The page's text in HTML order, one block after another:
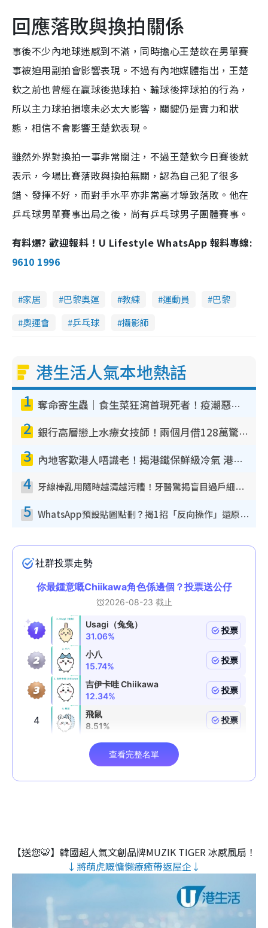
回應落敗與換拍關係
事後不少內地球迷感到不滿，同時擔心王楚欽在男單賽
事被迫用副拍會影響表現。不過有內地媒體指出，王楚
欽之前也曾經在贏球後拋球拍、輸球後摔球拍的行為，
所以主力球拍損壞未必太大影響，關鍵仍是實力和狀
態，相信不會影響王楚欽表現。
雖然外界對換拍一事非常關注，不過王楚欽今日賽後就
表示，今場比賽落敗與換拍無關，認為自己犯了很多
錯、發揮不好，而對手水平亦非常高才導致落敗。他在
乒乓球男單賽事出局之後，尚有乒乓球男子團體賽事。
有料爆? 歡迎報料！U Lifestyle WhatsApp 報料專線:
9610 1996
家居 巴黎奧運 教練 運動員
巴黎
奧運會
乒乓球 攝影師
港生活人氣本地熱話
1 奪命寄生蟲｜食生菜狂瀉首現死者！疫潮惡化錄1.8萬宗病例 揭洗菜3大謬誤
2 銀行高層戀上水療女技師！兩個月借128萬驚覺「沉船」沉落火海 揭背後疑似邪教操控賣淫
3 內地客歎港人唔識老！揭港鐵保鮮級冷氣 港人求放過：咪投訴
4 牙線棒亂用隨時越清越污糟！牙醫驚揭盲目過戶細菌恐致蛀牙：呢種先係日常真保養
5 WhatsApp預設貼圖點刪？揭1招「反向操作」還原簡潔介面 附3步實測教學
【送您🐯】韓國超人氣文創品牌MUZIK TIGER 冰感風扇！
↓將萌虎嘅慵懶療癒帶返屋企↓